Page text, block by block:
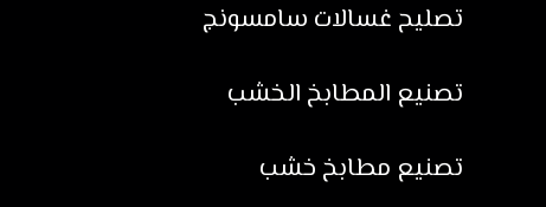
تصليح غسالات سامسونج
تصنيع المطابخ الخشب
تصنيع مطابخ خشب